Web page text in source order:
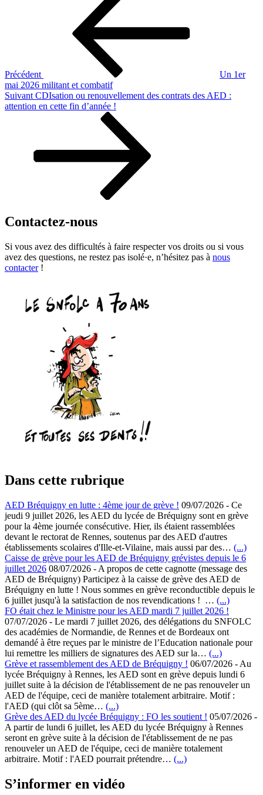
Précédent
Un 1er
mai 2026 militant et combatif
Article
suivant
Suivant CDIsation ou renouvellement des contrats des AED :
attention en cette fin d’année !
Contactez-nous
Si vous avez des difficultés à faire respecter vos droits ou si vous
avez des questions, ne restez pas isolé·e, n’hésitez pas à nous
contacter!
Dans cette rubrique
AED Bréquigny en lutte : 4ème jour de grève ! 09/07/2026 - Ce
jeudi 9 juillet 2026, les AED du lycée de Bréquigny sont en grève
pour la 4ème journée consécutive. Hier, ils étaient rassemblées
devant le rectorat de Rennes, soutenus par des AED d'autres
établissements scolaires d'Ille-et-Vilaine, mais aussi par des… (...)
Caisse de grève pour les AED de Bréquigny grévistes depuis le 6
juillet 2026 08/07/2026 - A propos de cette cagnotte (message des
AED de Bréquigny) Participez à la caisse de grève des AED de
Bréquigny en lutte ! Nous sommes en grève reconductible depuis le
6 juillet jusqu'à la satisfaction de nos revendications ! … (...)
FO était chez le Ministre pour les AED mardi 7 juillet 2026 !
07/07/2026 - Le mardi 7 juillet 2026, des délégations du SNFOLC
des académies de Normandie, de Rennes et de Bordeaux ont
demandé à être reçues par le ministre de l’Education nationale pour
lui remettre les milliers de signatures des AED sur la… (...)
Grève et rassemblement des AED de Bréquigny ! 06/07/2026 - Au
lycée Bréquigny à Rennes, les AED sont en grève depuis lundi 6
juillet suite à la décision de l'établissement de ne pas renouveler un
AED de l'équipe, ceci de manière totalement arbitraire. Motif :
l'AED (qui clôt sa 5ème… (...)
Grève des AED du lycée Bréquigny : FO les soutient ! 05/07/2026 -
A partir de lundi 6 juillet, les AED du lycée Bréquigny à Rennes
seront en grève suite à la décision de l'établissement de ne pas
renouveler un AED de l'équipe, ceci de manière totalement
arbitraire. Motif : l'AED pourrait prétendre… (...)
S’informer en vidéo